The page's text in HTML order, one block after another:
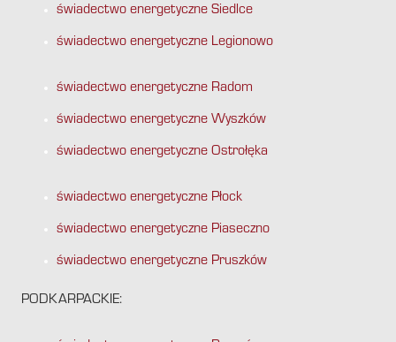
świadectwo energetyczne Siedlce
świadectwo energetyczne Legionowo
świadectwo energetyczne Radom
świadectwo energetyczne Wyszków
świadectwo energetyczne Ostrołęka
świadectwo energetyczne Płock
świadectwo energetyczne Piaseczno
świadectwo energetyczne Pruszków
PODKARPACKIE: